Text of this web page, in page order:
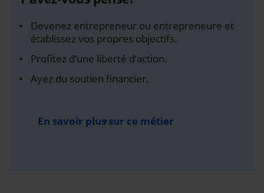
Devenez entrepreneur ou entrepreneure et
établissez vos propres objectifs.
Profitez d’une liberté d’action.
Ayez du soutien financier.
En savoir plus sur ce métier